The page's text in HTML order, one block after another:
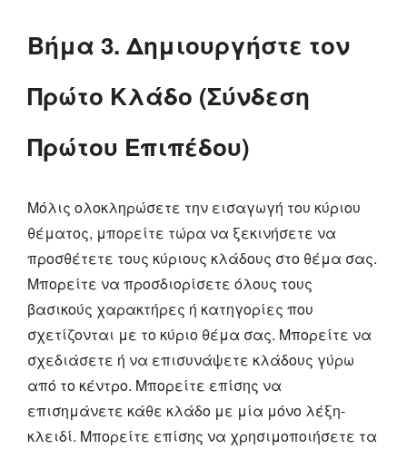
Βήμα 3. Δημιουργήστε τον
Πρώτο Κλάδο (Σύνδεση
Πρώτου Επιπέδου)
Μόλις ολοκληρώσετε την εισαγωγή του κύριου
θέματος, μπορείτε τώρα να ξεκινήσετε να
προσθέτετε τους κύριους κλάδους στο θέμα σας.
Μπορείτε να προσδιορίσετε όλους τους
βασικούς χαρακτήρες ή κατηγορίες που
σχετίζονται με το κύριο θέμα σας. Μπορείτε να
σχεδιάσετε ή να επισυνάψετε κλάδους γύρω
από το κέντρο. Μπορείτε επίσης να
επισημάνετε κάθε κλάδο με μία μόνο λέξη-
κλειδί. Μπορείτε επίσης να χρησιμοποιήσετε τα